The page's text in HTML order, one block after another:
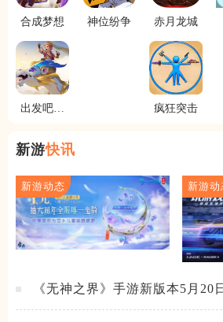
合成梦想 神位纷争 赤月龙城
出发吧勇
疯狂突击
新游快讯
新游动态 新游动
《无神之界》手游新版本5月20